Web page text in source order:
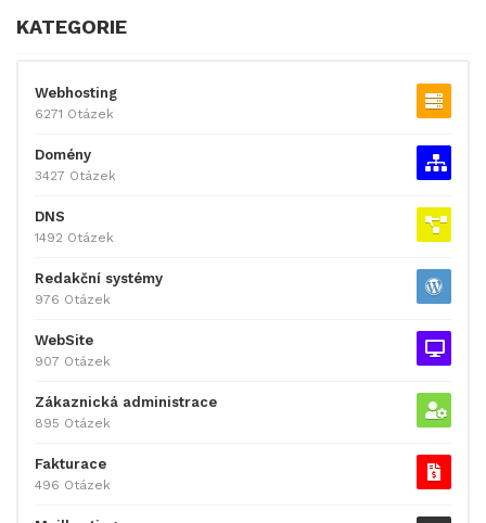
KATEGORIE
Webhosting
6271 Otázek
Domény
3427 Otázek
DNS
1492 Otázek
Redakční systémy
976 Otázek
WebSite
907 Otázek
Zákaznická administrace
895 Otázek
Fakturace
496 Otázek